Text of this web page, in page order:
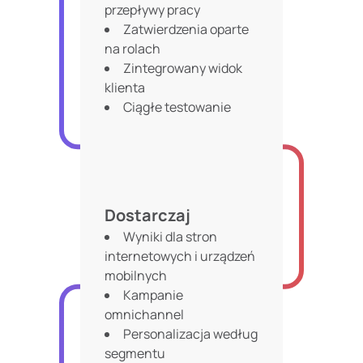
przepływy pracy
Zatwierdzenia oparte
na rolach
Zintegrowany widok
klienta
Ciągłe testowanie
Dostarczaj
Wyniki dla stron
internetowych i urządzeń
mobilnych
Kampanie
omnichannel
Personalizacja według
segmentu